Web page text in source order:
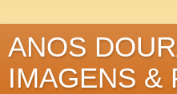
ANOS
IMAGENS &